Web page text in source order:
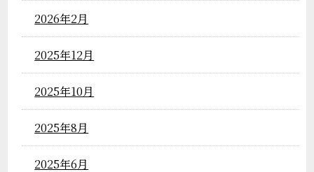
2026年2月
2025年12月
2025年10月
2025年8月
2025年6月